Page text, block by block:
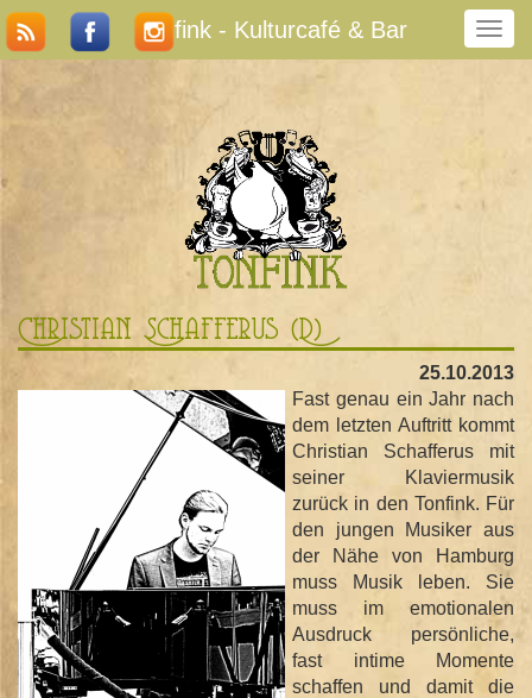
N
a
s
c
h
a
l
t
e
n
Tonfink - Kulturcafé & Bar
Christian Schafferus (D)
25.10.2013
Fast genau ein Jahr nach
dem letzten Auftritt kommt
Christian Schafferus mit
seiner Klaviermusik
zurück in den Tonfink. Für
den jungen Musiker aus
der Nähe von Hamburg
muss Musik leben. Sie
muss im emotionalen
Ausdruck persönliche,
fast intime Momente
schaffen und damit die